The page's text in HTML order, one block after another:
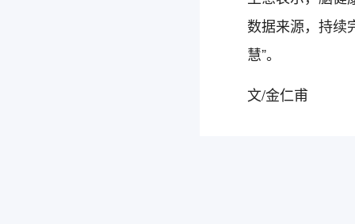
数据来源，持续
慧”。
文/金仁甫